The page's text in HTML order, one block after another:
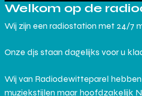
Welkom op de
Wij zijn een radiostation met 24/7
Onze djs staan dagelijks voor u
Wij van Radiodewitteparel
muziekstijlen maar hoofdzakelijk